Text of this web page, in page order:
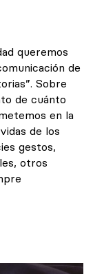
queremos
de
Sobre
de cuánto
en la
de los
gestos,
otros